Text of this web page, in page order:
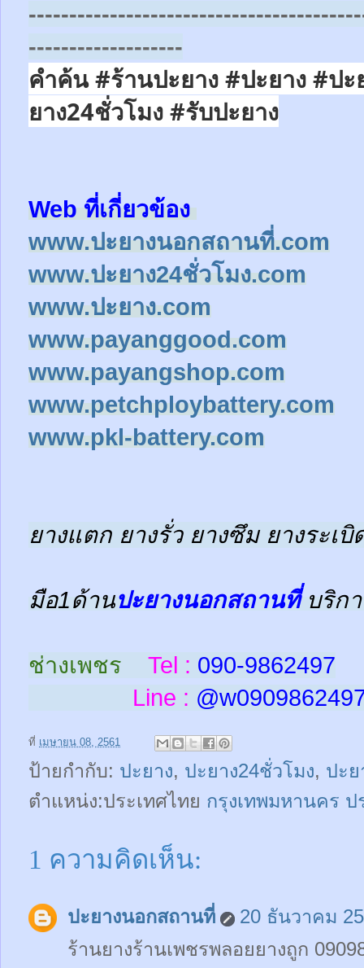
-------------------
คำค้น #ร้านปะยาง #ปะยาง #ป
ยาง24ชั่วโมง #รับปะยาง
Web ที่เกี่ยวข้อง
www.ปะยางนอกสถานที่.com
www.ปะยาง24ชั่วโมง.com
www.ปะยาง.com
www.payanggood.com
www.payangshop.com
www.petchploybattery.com
www.pkl-battery.com
ยางแตก ยางรั่ว ยางซึม ยางระเบิ
มือ1ด้านปะยางนอกสถานที่ บริก
ช่างเพชร Tel : 090-9862497
Line : @w
ที่ เมษายน 08, 2561
ป้ายกำกับ: ปะยาง, ปะยาง24ชั่วโมง, ปะ
ตำแหน่ง:ประเทศไทย กรุงเทพมหานคร ป
1 ความคิดเห็น:
ปะยางนอกสถานที่
20 ธันวาคม
ร้านยางร้านเพชรพลอยยางถูก